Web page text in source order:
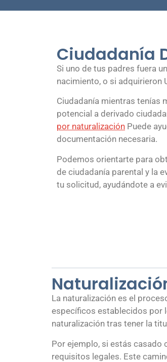
Ciudadanía
Si uno de tus padres fuera
nacimiento, o si adquirieron
Ciudadanía mientras tenías
potencial a derivado
por naturalización Puede
documentación necesaria.
Podemos orientarte para
de ciudadanía parental y la
tu solicitud, ayudándote a
La naturalización es el
específicos establecidos por
naturalización tras tener la
Por ejemplo, si estás casado
requisitos legales. Este